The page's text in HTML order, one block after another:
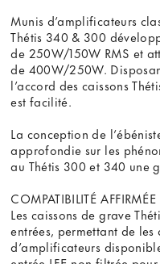
Munis d’amplificateurs
Thétis 340 & 300
de 250W/150W RMS et
de 400W/250W.
l’accord des caissons
est facilité.
La conception de
approfondie sur les
au Thétis 300 et 340 une
COMPATIBILITÉ AFFIRMÉE
Les caissons de grave
entrées, permettant de les
d’amplificateurs